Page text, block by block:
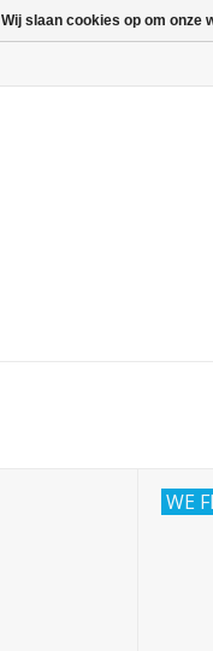
WE
Wij slaan cookies op om onze